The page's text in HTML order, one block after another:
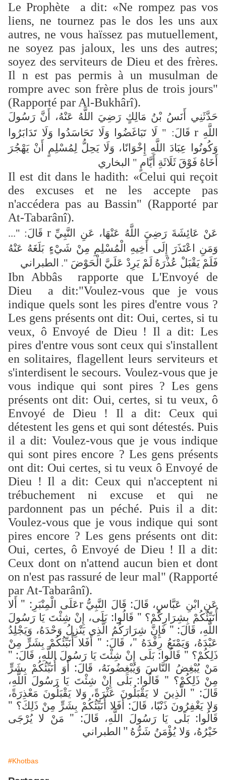
Le Prophète a dit: «Ne rompez pas vos
liens, ne tournez pas le dos les uns aux
autres, ne vous haïssez pas mutuellement,
ne soyez pas jaloux, les uns des autres;
soyez des serviteurs de Dieu et des frères.
Il n est pas permis à un musulman de
rompre avec son frère plus de trois jours"
(Rapporté par Al-Bukhârî).
حَدَّثَنِي أَنَسُ بْنُ مَالِكٍ رَضِيَ اللَّهُ عَنْهُ، أَنَّ رَسُولَ
اللَّهِ r قَالَ: " لَا تَبَاغَضُوا وَلَا تَحَاسَدُوا وَلَا تَدَابَرُوا
وَكُونُوا عِبَادَ اللَّهِ إِخْوَانًا، وَلَا يَحِلُّ لِمُسْلِمٍ أَنْ يَهْجُرَ
أَخَاهُ فَوْقَ ثَلَاثَةِ أَيَّامٍ " البخاري
Il est dit dans le hadith: «Celui qui reçoit
des excuses et ne les accepte pas
n'accédera pas au Bassin" (Rapporté par
At-Tabarânî).
عَنْ عَائِشَةَ رَضِيَ اللَّهُ عَنْهَا، عَنِ النَّبِيِّ r قَالَ: "...
وَمَنِ اعْتَذَرَ إِلَى أَخِيهِ الْمُسْلِمِ مِنْ شَيْءٍ بَلَغَهُ عَنْهُ
فَلَمْ يَقْبَلْ عُذْرَهُ لَمْ يَرِدْ عَلَيَّ الْحَوْضَ ". الطبراني
Ibn Abbâs rapporte que L'Envoyé de
Dieu a dit:"Voulez-vous que je vous
indique quels sont les pires d'entre vous ?
Les gens présents ont dit: Oui, certes, si tu
veux, ô Envoyé de Dieu ! Il a dit: Les
pires d'entre vous sont ceux qui s'installent
en solitaires, flagellent leurs serviteurs et
s'interdisent le secours. Voulez-vous que je
vous indique qui sont pires ? Les gens
présents ont dit: Oui, certes, si tu veux, ô
Envoyé de Dieu ! Il a dit: Ceux qui
détestent les gens et qui sont détestés. Puis
il a dit: Voulez-vous que je vous indique
qui sont pires encore ? Les gens présents
ont dit: Oui certes, si tu veux ô Envoyé de
Dieu ! Il a dit: Ceux qui n'acceptent ni
trébuchement ni excuse et qui ne
pardonnent pas un péché. Puis il a dit:
Voulez-vous que je vous indique qui sont
pires encore ? Les gens présents ont dit:
Oui, certes, ô Envoyé de Dieu ! Il a dit:
Ceux dont on n'attend aucun bien et dont
on n'est pas rassuré de leur mal" (Rapporté
par At-Tabarânî).
عَنِ ابْنِ عَبَّاسٍ، قَالَ: قَالَ النَّبِيُّ rعَلَى الْمِنْبَرِ: " أَلا
أُنَبِّئُكُمْ بِشِرَارِكُمْ؟ " قَالُوا: بَلَى، إِنْ شِئْتَ يَا رَسُولَ
اللَّهِ، قَالَ: " فَإِنَّ شِرَارَكُمُ الَّذِي يَنْزِلُ وَحْدَهُ، وَيَجْلِدُ
عَبْدَهُ، وَيَمْنَعُ رِفْدَهُ "، قَالَ: " أَفَلا أُنَبِّئُكُمْ بِشَرٍّ مِنْ
ذَلِكُمْ؟ " قَالُوا: بَلَى إِنْ شِئْتَ يَا رَسُولَ اللَّهِ، قَالَ: "
مَنْ يُبْغِضُ النَّاسَ وَيُبْغِضُونَهُ، قَالَ: أَوَ أُنَبِّئُكُمْ بِشَرٍّ
مِنْ ذَلِكُمْ؟ " قَالُوا: بَلَى إِنْ شِئْتَ يَا رَسُولَ اللَّهِ،
قَالَ: " الَّذِينَ لا يَقْبَلُونَ عَثْرَةً، وَلا يَقْبَلُونَ مَعْذِرَةً،
وَلا يَغْفِرُونَ ذَنْبًا، قَالَ: أَفَلا أُنَبِّئُكُمْ بِشَرٍّ مِنْ ذَلِكَ؟ "
قَالُوا: بَلَى يَا رَسُولَ اللَّهِ، قَالَ: " مَنْ لا يُرْجَى
خَيْرُهُ، وَلا يُؤْمَنُ شَرُّهُ " الطبراني
#Khotbas